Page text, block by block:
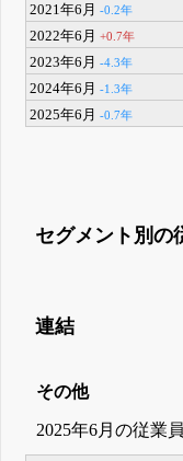
2021年6月-0.2年
2022年6月+0.7年
2023年6月-4.3年
2024年6月-1.3年
2025年6月-0.7年
セグメント別の
連結
その他
2025年6月の従業